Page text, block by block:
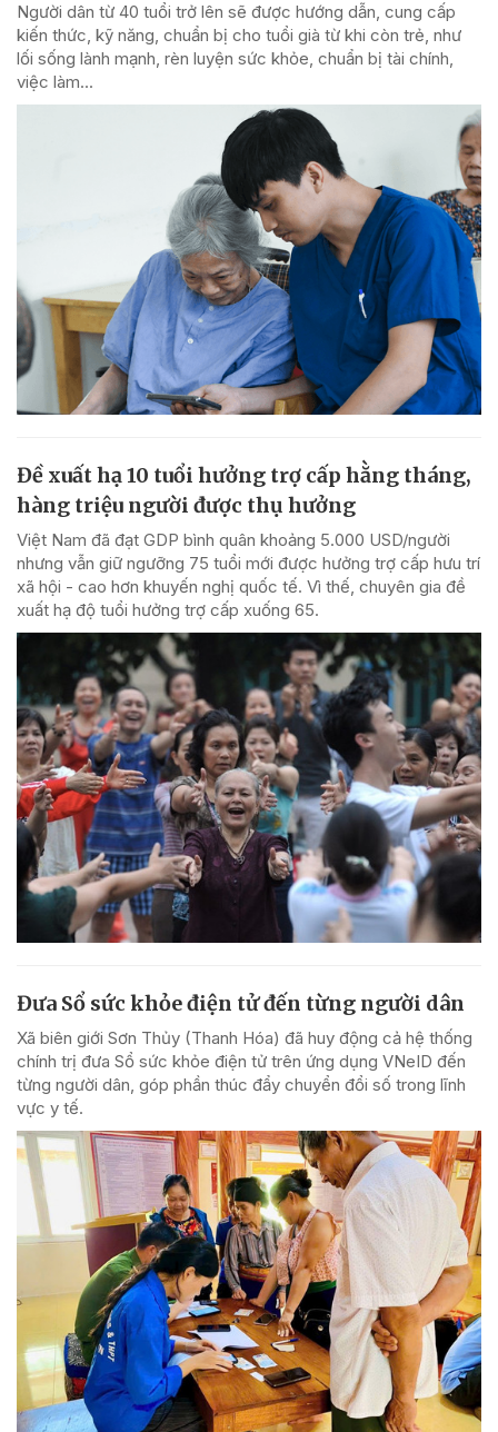
Người dân từ 40 tuổi trở lên sẽ được hướng dẫn, cung cấp
kiến thức, kỹ năng, chuẩn bị cho tuổi già từ khi còn trẻ, như
lối sống lành mạnh, rèn luyện sức khỏe, chuẩn bị tài chính,
việc làm...
Đề xuất hạ 10 tuổi hưởng trợ cấp hằng tháng,
hàng triệu người được thụ hưởng
Việt Nam đã đạt GDP bình quân khoảng 5.000 USD/người
nhưng vẫn giữ ngưỡng 75 tuổi mới được hưởng trợ cấp hưu trí
xã hội - cao hơn khuyến nghị quốc tế. Vì thế, chuyên gia đề
xuất hạ độ tuổi hưởng trợ cấp xuống 65.
Đưa Sổ sức khỏe điện tử đến từng người dân
Xã biên giới Sơn Thủy (Thanh Hóa) đã huy động cả hệ thống
chính trị đưa Sổ sức khỏe điện tử trên ứng dụng VNeID đến
từng người dân, góp phần thúc đẩy chuyển đổi số trong lĩnh
vực y tế.